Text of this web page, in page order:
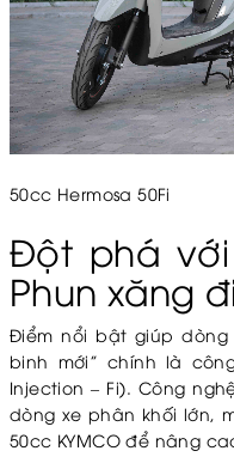
Xe
50cc Hermosa 50Fi
Đột phá
Phun xăng
Điểm nổi bật giúp dòng
binh mới” chính là
Injection – Fi). Công
dòng xe phân khối lớn,
50cc KYMCO để nâng